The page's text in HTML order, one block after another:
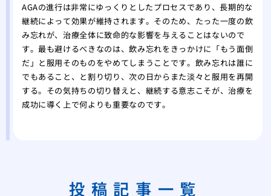
AGAの進行は非常にゆっくりとしたプロセスであり、長期的な
継続によって効果が維持されます。そのため、たった一度の飲
み忘れが、治療全体に致命的な影響を与えることはないので
す。最も避けるべきなのは、飲み忘れをきっかけに「もう面倒
だ」と服用そのものをやめてしまうことです。飲み忘れは誰に
でもあること、と割り切り、次の日からまた淡々と服用を再開
する。その気持ちの切り替えと、継続する意志こそが、治療を
成功に導く上で何よりも重要なのです。
投稿記事一覧